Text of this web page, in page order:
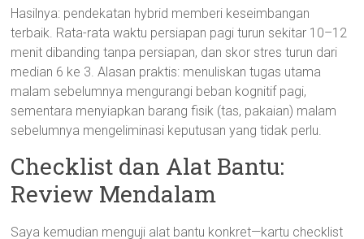
Hasilnya: pendekatan hybrid memberi keseimbangan
terbaik. Rata-rata waktu persiapan pagi turun sekitar 10–12
menit dibanding tanpa persiapan, dan skor stres turun dari
median 6 ke 3. Alasan praktis: menuliskan tugas utama
malam sebelumnya mengurangi beban kognitif pagi,
sementara menyiapkan barang fisik (tas, pakaian) malam
sebelumnya mengeliminasi keputusan yang tidak perlu.
Checklist dan Alat Bantu:
Review Mendalam
Saya kemudian menguji alat bantu konkret—kartu checklist